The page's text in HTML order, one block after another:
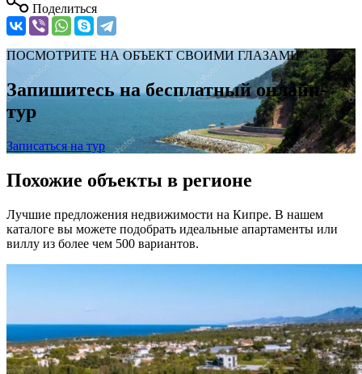
Поделиться
ПОСМОТРИТЕ НА ОБЪЕКТ СВОИМИ ГЛАЗАМИ
Запишитесь на бесплатный онлайн-
тур
Записаться на тур
Похожие объекты в регионе
Лучшие предложения недвижимости на Кипре. В нашем
каталоге вы можете подобрать идеальные апартаменты или
виллу из более чем 500 вариантов.